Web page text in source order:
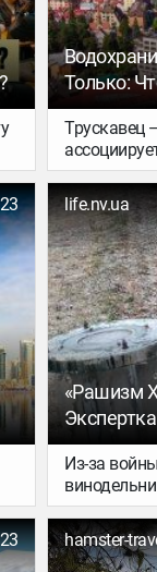
Только:
Трускавце
Трускавец
Но здесь
стоит
отдыхать
life.nv.ua
«Рашизм
Франции
Из-за
уничтожен
hamster-